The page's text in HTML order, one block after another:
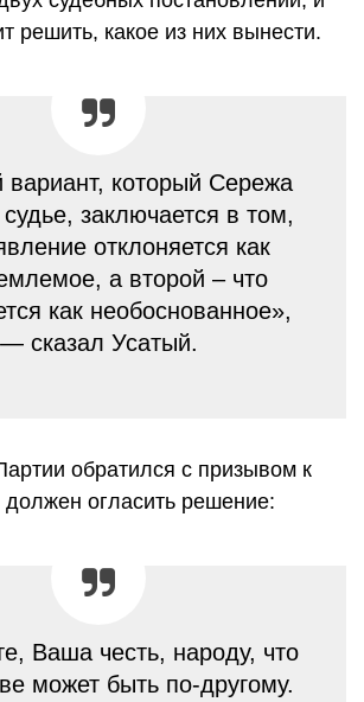
решить, какое из них вынести.
который Сережа
заключается в том,
отклоняется как
а второй – что
как необоснованное»,
— сказал Усатый.
обратился с призывом к
должен огласить решение:
Ваша честь, народу, что
может быть по-другому.